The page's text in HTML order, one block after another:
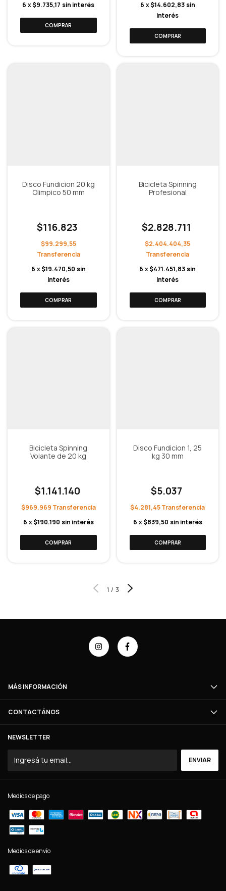
6 x$9.735,17 sin interés 6 x$14.602,83 sin
interés
Disco Fundicion 20 kg
Olimpico 50 mm
$116.823
$99.299,55
6 x$19.470,50 sin
interés
Bicicleta Spinning
Profesional
$2.828.711
$2.404.404,35
6 x$471.451,83 sin
interés
Bicicleta Spinning
Volante de 20 kg
$1.141.140
$969.969
6 x$190.190 sin interés
Disco Fundicion 1, 25
kg 30 mm
$5.037
$4.281,45
6 x$839,50 sin interés
1 / 3
MÁS INFORMACIÓN
CONTACTÁNOS
NEWSLETTER
Medios de pago
Medios de envío